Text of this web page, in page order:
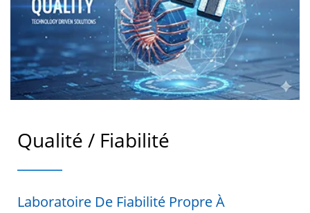
Qualité / Fiabilité
Laboratoire De Fiabilité Propre À